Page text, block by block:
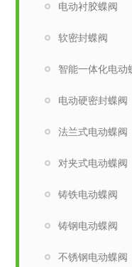
电动衬胶蝶阀
软密封蝶阀
智能一体化电动
电动硬密封蝶阀
法兰式电动蝶阀
对夹式电动蝶阀
铸铁电动蝶阀
铸钢电动蝶阀
不锈钢电动蝶阀